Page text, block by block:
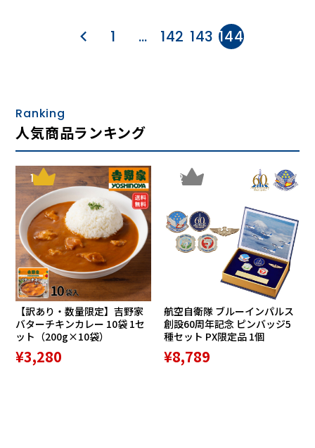
1 … 142 143 144
Ranking
人気商品ランキング
1
【訳あり・数量限定】吉野家
バターチキンカレー 10袋 1セ
ット（200g×10袋）
¥3,280
2
航空自衛隊 ブルーインパルス
創設60周年記念 ピンバッジ5
種セット PX限定品 1個
¥8,789